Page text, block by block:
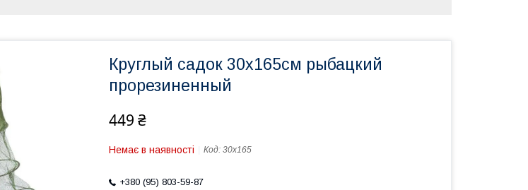
Круглый садок 30x165см рыбацкий
прорезиненный
449 ₴
Немає в наявності Код: 30х165
+380 (95) 803-59-87